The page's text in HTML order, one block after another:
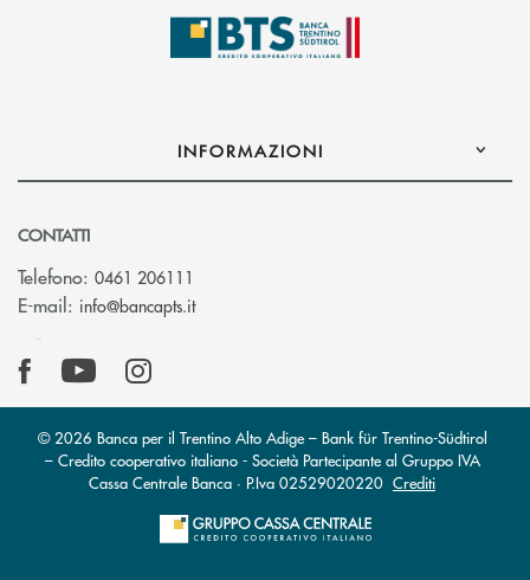
INFORMAZIONI
CONTATTI
Telefono: 0461 206111
E-mail: info@bancapts.it(si apre l’app di posta elettronica)
© 2026 Banca per il Trentino Alto Adige – Bank für Trentino-Südtirol
– Credito cooperativo italiano - Società Partecipante al Gruppo IVA
Cassa Centrale Banca · P.Iva 02529020220 Crediti